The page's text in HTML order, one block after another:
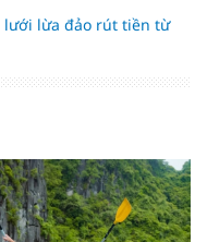
lưới lừa đảo rút tiền từ